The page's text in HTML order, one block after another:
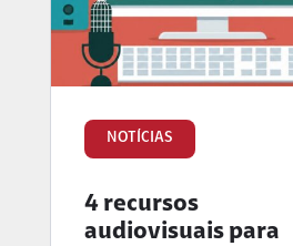
NOTÍCIAS
4 recursos
audiovisuais para